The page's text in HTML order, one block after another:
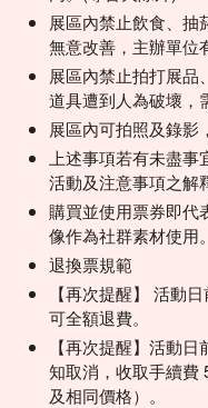
展區內禁止飲食、抽
無意改善，主辦單位
展區內禁止拍打展品
道具遭到人為破壞，
展區內可拍照及錄影
上述事項若有未盡
活動及注意事項之解
購買並使用票券即代
像作為社群素材使用。
退換票規範
【再次提醒】 活動
可全額退費。
【再次提醒】活動
知取消，收取手續費
及相同價格）。